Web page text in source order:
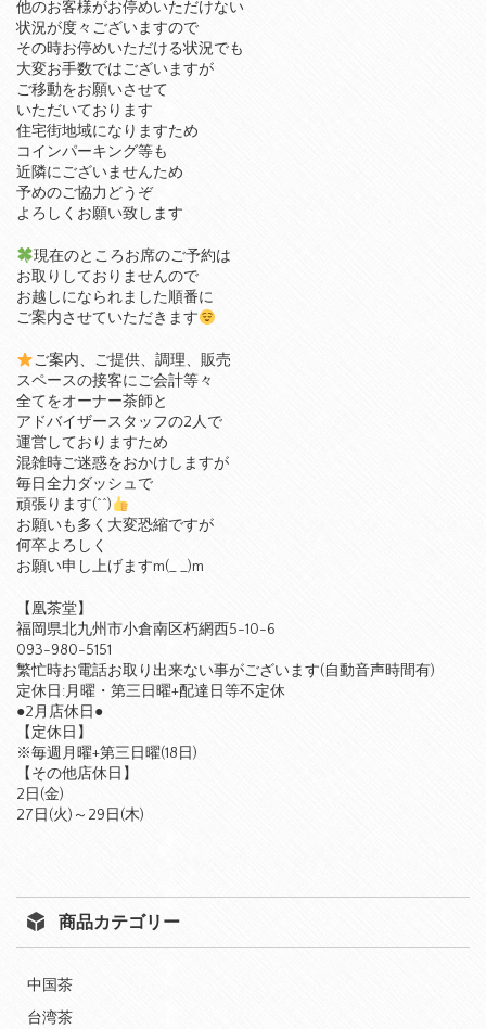
他のお客様がお停めいただけない
状況が度々ございますので
その時お停めいただける状況でも
大変お手数ではございますが
ご移動をお願いさせて
いただいております
住宅街地域になりますため
コインパーキング等も
近隣にございませんため
予めのご協力どうぞ
よろしくお願い致します
現在のところお席のご予約は
お取りしておりませんので
お越しになられました順番に
ご案内させていただきます
ご案内、ご提供、調理、販売
スペースの接客にご会計等々
全てをオーナー茶師と
アドバイザースタッフの2人で
運営しておりますため
混雑時ご迷惑をおかけしますが
毎日全力ダッシュで
頑張ります(^^)
お願いも多く大変恐縮ですが
何卒よろしく
お願い申し上げますm(_ _)m
【凰茶堂】
福岡県北九州市小倉南区朽網西5-10-6
093-980-5151
繁忙時お電話お取り出来ない事がございます(自動音声時間有)
定休日:月曜・第三日曜+配達日等不定休
●2月店休日●
【定休日】
※毎週月曜+第三日曜(18日)
【その他店休日】
2日(金)
27日(火)～29日(木)
商品カテゴリー
中国茶
台湾茶